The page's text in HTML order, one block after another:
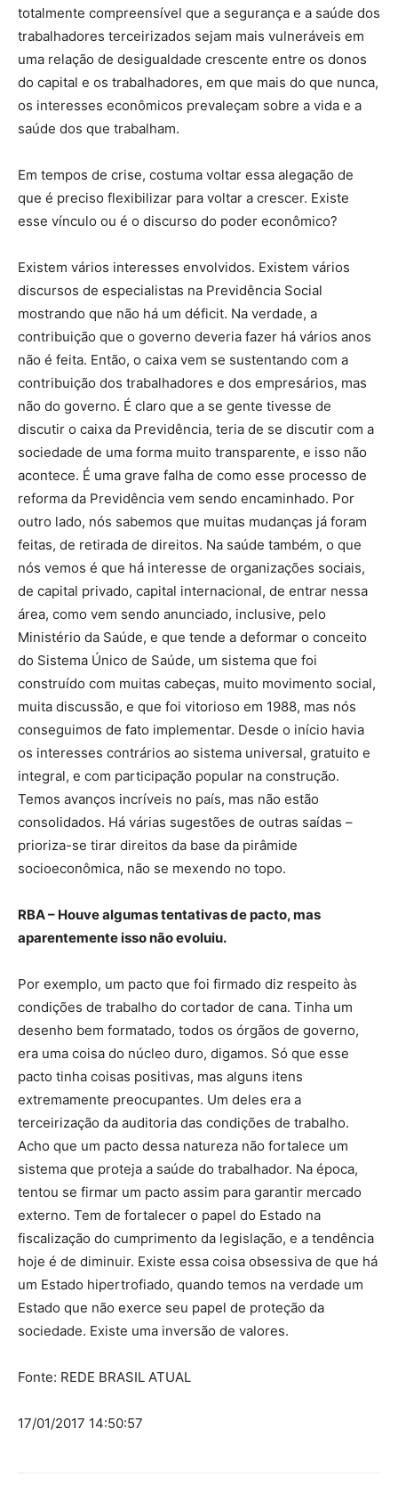
totalmente compreensível que a segurança e a saúde dos
trabalhadores terceirizados sejam mais vulneráveis em
uma relação de desigualdade crescente entre os donos
do capital e os trabalhadores, em que mais do que nunca,
os interesses econômicos prevaleçam sobre a vida e a
saúde dos que trabalham.
Em tempos de crise, costuma voltar essa alegação de
que é preciso flexibilizar para voltar a crescer. Existe
esse vínculo ou é o discurso do poder econômico?
Existem vários interesses envolvidos. Existem vários
discursos de especialistas na Previdência Social
mostrando que não há um déficit. Na verdade, a
contribuição que o governo deveria fazer há vários anos
não é feita. Então, o caixa vem se sustentando com a
contribuição dos trabalhadores e dos empresários, mas
não do governo. É claro que a se gente tivesse de
discutir o caixa da Previdência, teria de se discutir com a
sociedade de uma forma muito transparente, e isso não
acontece. É uma grave falha de como esse processo de
reforma da Previdência vem sendo encaminhado. Por
outro lado, nós sabemos que muitas mudanças já foram
feitas, de retirada de direitos. Na saúde também, o que
nós vemos é que há interesse de organizações sociais,
de capital privado, capital internacional, de entrar nessa
área, como vem sendo anunciado, inclusive, pelo
Ministério da Saúde, e que tende a deformar o conceito
do Sistema Único de Saúde, um sistema que foi
construído com muitas cabeças, muito movimento social,
muita discussão, e que foi vitorioso em 1988, mas nós
conseguimos de fato implementar. Desde o início havia
os interesses contrários ao sistema universal, gratuito e
integral, e com participação popular na construção.
Temos avanços incríveis no país, mas não estão
consolidados. Há várias sugestões de outras saídas –
prioriza-se tirar direitos da base da pirâmide
socioeconômica, não se mexendo no topo.
RBA – Houve algumas tentativas de pacto, mas
aparentemente isso não evoluiu.
Por exemplo, um pacto que foi firmado diz respeito às
condições de trabalho do cortador de cana. Tinha um
desenho bem formatado, todos os órgãos de governo,
era uma coisa do núcleo duro, digamos. Só que esse
pacto tinha coisas positivas, mas alguns itens
extremamente preocupantes. Um deles era a
terceirização da auditoria das condições de trabalho.
Acho que um pacto dessa natureza não fortalece um
sistema que proteja a saúde do trabalhador. Na época,
tentou se firmar um pacto assim para garantir mercado
externo. Tem de fortalecer o papel do Estado na
fiscalização do cumprimento da legislação, e a tendência
hoje é de diminuir. Existe essa coisa obsessiva de que há
um Estado hipertrofiado, quando temos na verdade um
Estado que não exerce seu papel de proteção da
sociedade. Existe uma inversão de valores.
Fonte: REDE BRASIL ATUAL
17/01/2017 14:50:57